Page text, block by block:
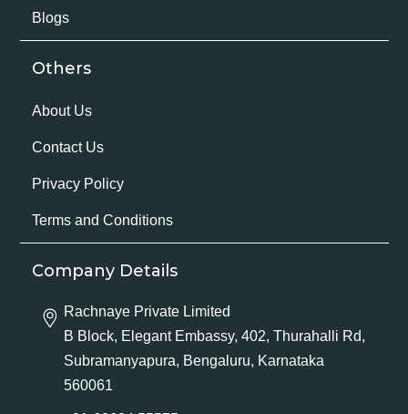
Blogs
Others
About Us
Contact Us
Privacy Policy
Terms and Conditions
Company Details
Rachnaye Private Limited
B Block, Elegant Embassy, 402, Thurahalli Rd,
Subramanyapura, Bengaluru, Karnataka
560061